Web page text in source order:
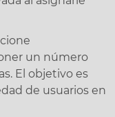
un número
El objetivo es
de usuarios en